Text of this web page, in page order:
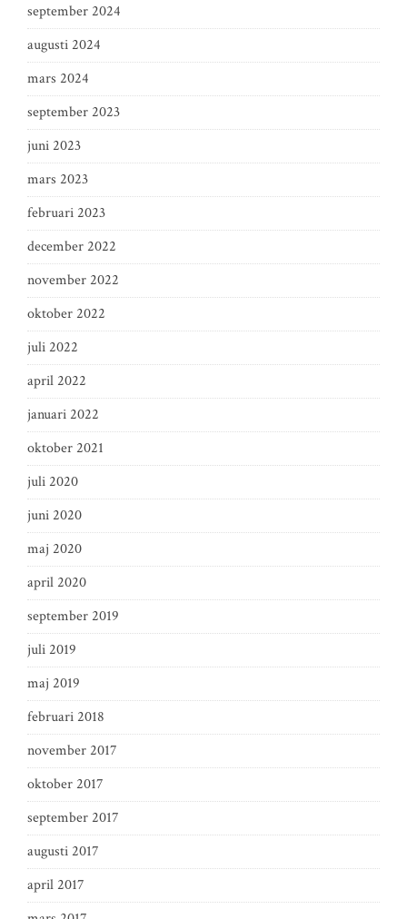
september 2024
augusti 2024
mars 2024
september 2023
juni 2023
mars 2023
februari 2023
december 2022
november 2022
oktober 2022
juli 2022
april 2022
januari 2022
oktober 2021
juli 2020
juni 2020
maj 2020
april 2020
september 2019
juli 2019
maj 2019
februari 2018
november 2017
oktober 2017
september 2017
augusti 2017
april 2017